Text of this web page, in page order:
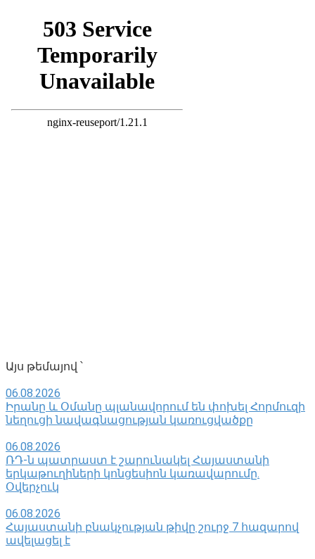
Այս թեմայով ՝
06.08.2026
Իրանը և Օմանը պլանավորում են փոխել Հորմուզի
նեղուցի նավագնացության կառուցվածքը
06.08.2026
ՌԴ-ն պատրաստ է շարունակել Հայաստանի
երկաթուղիների կոնցեսիոն կառավարումը.
Օվերչուկ
06.08.2026
Հայաստանի բնակչության թիվը շուրջ 7 հազարով
ավելացել է